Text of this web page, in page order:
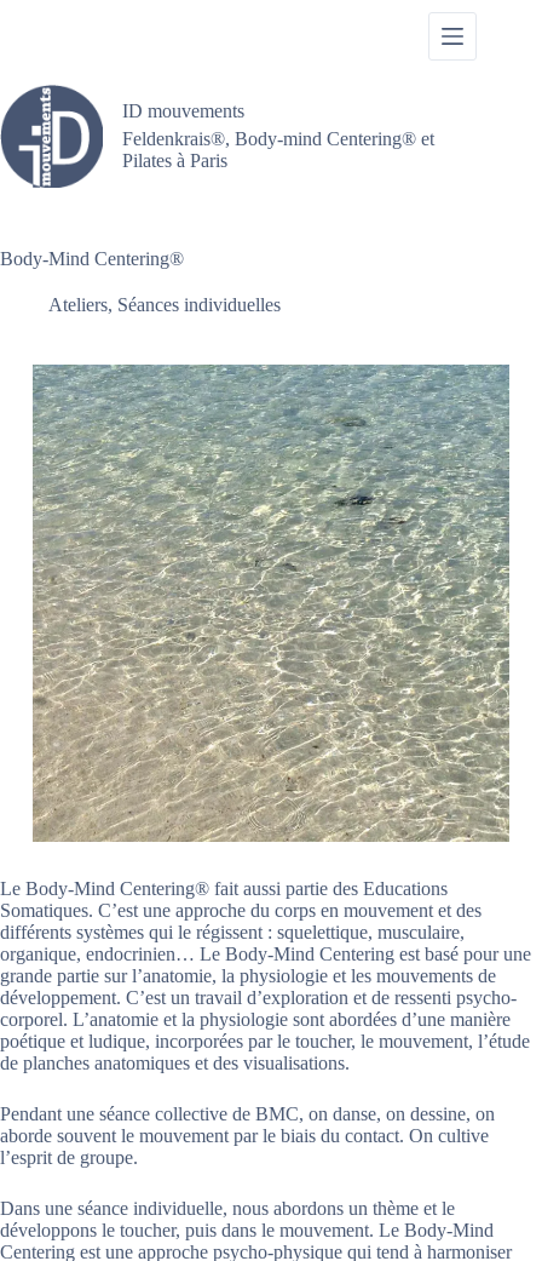
ID mouvements
Feldenkrais®, Body-mind Centering® et
Pilates à Paris
Body-Mind Centering®
Ateliers, Séances individuelles
Le Body-Mind Centering® fait aussi partie des Educations
Somatiques. C’est une approche du corps en mouvement et des
différents systèmes qui le régissent : squelettique, musculaire,
organique, endocrinien… Le Body-Mind Centering est basé pour une
grande partie sur l’anatomie, la physiologie et les mouvements de
développement. C’est un travail d’exploration et de ressenti psycho-
corporel. L’anatomie et la physiologie sont abordées d’une manière
poétique et ludique, incorporées par le toucher, le mouvement, l’étude
de planches anatomiques et des visualisations.
Pendant une séance collective de BMC, on danse, on dessine, on
aborde souvent le mouvement par le biais du contact. On cultive
l’esprit de groupe.
Dans une séance individuelle, nous abordons un thème et le
développons le toucher, puis dans le mouvement. Le Body-Mind
Centering est une approche psycho-physique qui tend à harmoniser